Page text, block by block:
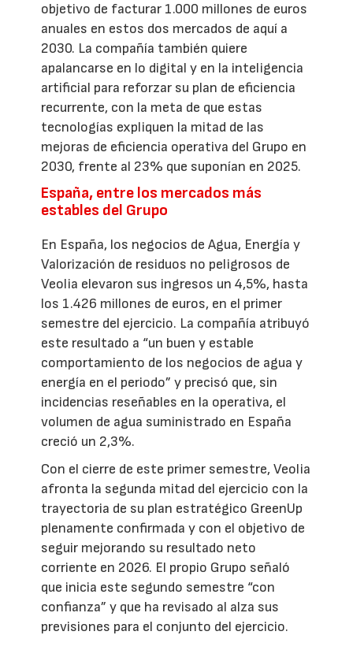
objetivo de facturar 1.000 millones de euros
anuales en estos dos mercados de aquí a
2030. La compañía también quiere
apalancarse en lo digital y en la inteligencia
artificial para reforzar su plan de eficiencia
recurrente, con la meta de que estas
tecnologías expliquen la mitad de las
mejoras de eficiencia operativa del Grupo en
2030, frente al 23% que suponían en 2025.
España, entre los mercados más
estables del Grupo
En España, los negocios de Agua, Energía y
Valorización de residuos no peligrosos de
Veolia elevaron sus ingresos un 4,5%, hasta
los 1.426 millones de euros, en el primer
semestre del ejercicio. La compañía atribuyó
este resultado a “un buen y estable
comportamiento de los negocios de agua y
energía en el periodo” y precisó que, sin
incidencias reseñables en la operativa, el
volumen de agua suministrado en España
creció un 2,3%.
Con el cierre de este primer semestre, Veolia
afronta la segunda mitad del ejercicio con la
trayectoria de su plan estratégico GreenUp
plenamente confirmada y con el objetivo de
seguir mejorando su resultado neto
corriente en 2026. El propio Grupo señaló
que inicia este segundo semestre “con
confianza” y que ha revisado al alza sus
previsiones para el conjunto del ejercicio.